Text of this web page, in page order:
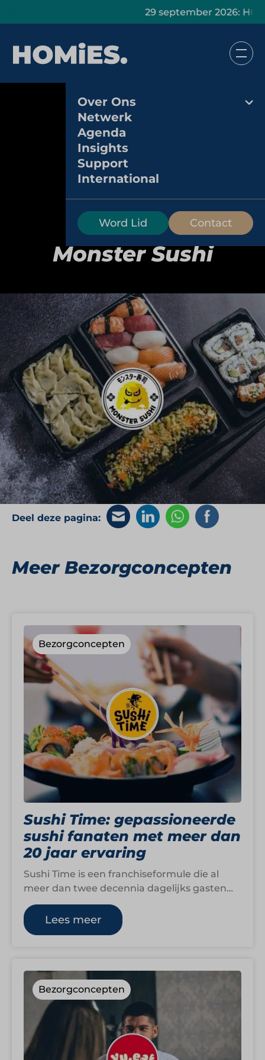
29 september 2026: HOMiES
Over Ons
Netwerk
Agenda
Insights
Support
International
Word Lid Contact
Monster Sushi
Meer info volgt.
Op deze pagina komt binnenkort meer
informatie. We zijn op dit moment namelijk nog
druk bezig om alle relevante informatie te
verzamelen, maar kunnen niet alles tegelijk.
Kortom. Blijf onze website in de gaten houden en
meld je aan voor onze nieuwsbrief.
Deel deze pagina:
Meer Bezorgconcepten
Bezorgconcepten
Sushi Time: gepassioneerde
sushi fanaten met meer dan
20 jaar ervaring
Sushi Time is een franchiseformule die al
meer dan twee decennia dagelijks gasten
blij maakt met verse sushi. Met dertien…
Lees meer
Bezorgconcepten